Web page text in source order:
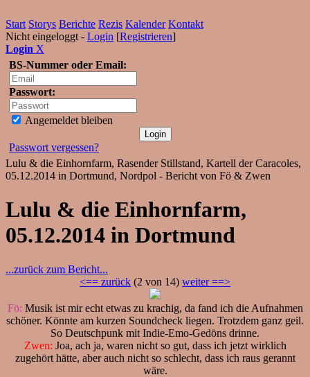
Start Storys Berichte Rezis Kalender Kontakt
Nicht eingeloggt - Login [Registrieren]
Login X
BS-Nummer oder Email:
Passwort:
Angemeldet bleiben
Passwort vergessen?
Lulu & die Einhornfarm, Rasender Stillstand, Kartell der Caracoles,
05.12.2014 in Dortmund, Nordpol - Bericht von Fö & Zwen
Lulu & die Einhornfarm,
05.12.2014 in Dortmund
...zurück zum Bericht...
<== zurück (2 von 14) weiter ==>
Fö: Musik ist mir echt etwas zu krachig, da fand ich die Aufnahmen
schöner. Könnte am kurzen Soundcheck liegen. Trotzdem ganz geil.
So Deutschpunk mit Indie-Emo-Gedöns drinne.
Zwen: Joa, ach ja, waren nicht so gut, dass ich jetzt wirklich
zugehört hätte, aber auch nicht so schlecht, dass ich raus gerannt
wäre.